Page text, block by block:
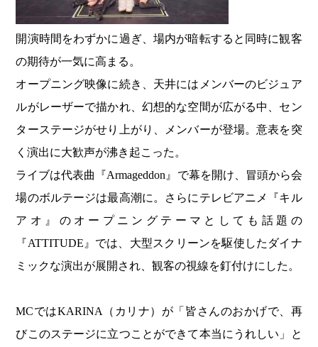
開演時間をわずかに過ぎ、場内が暗転すると同時に観客
の期待が一気に高まる。
オープニング映像に続き、天井にはメンバーのビジュア
ルがレーザーで描かれ、幻想的な空間が広がる中、セン
ターステージがせり上がり、メンバーが登場。意表を突
く演出に大歓声が沸き起こった。
ライブは代表曲『Armageddon』で幕を開け、冒頭から会
場のボルテージは最高潮に。さらにテレビアニメ『キル
アオ』のオープニングテーマとしても話題の
『ATTITUDE』では、大型スクリーンを駆使したダイナ
ミックな演出が展開され、観客の視線を釘付けにした。
MCではKARINA（カリナ）が「皆さんのおかげで、再
びこのステージに立つことができて本当にうれしい」と